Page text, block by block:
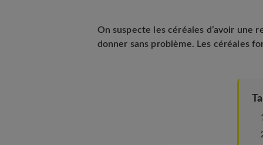
On suspecte les céréales d’avoir une
donner sans problème. Les céréales